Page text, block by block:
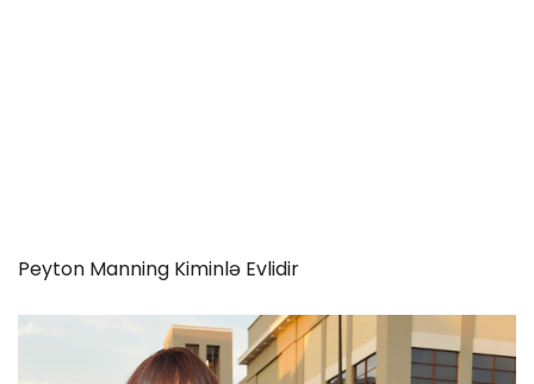
Peyton Manning Kiminlə Evlidir